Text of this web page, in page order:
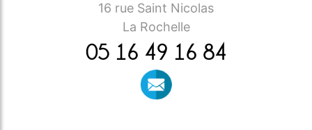
16 rue Saint Nicolas
La Rochelle
05 16 49 16 84